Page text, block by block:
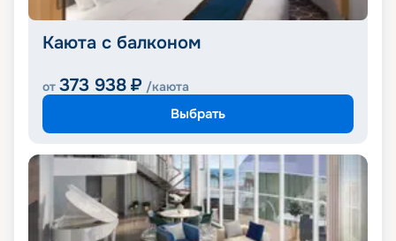
Каюта с балконом
от 373 938 ₽ /каюта
Выбрать